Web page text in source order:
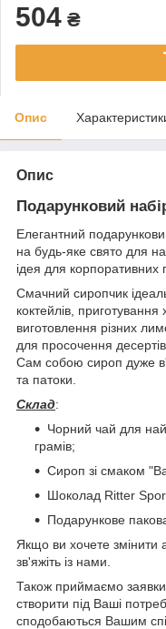
504 ₴
Опис
Опис
Подарунковий
Елегантний
на будь-яке свято для
ідея для корпоративних
Смачний сиропчик
коктейлів,
виготовлення різних
для просочення
Сам собою сироп дуже
та патоки.
Склад:
Чорний чай для
грамів;
Сироп зі смаком
Шоколад Ritter
Подарункове
Якщо ви хочете змінити
зв'яжіть із нами.
Також приймаємо
створити під Ваші
сподобаються Вашим